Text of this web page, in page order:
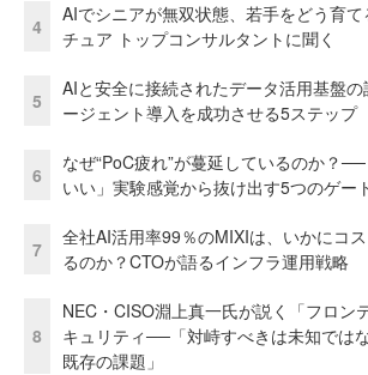
4
AIでシニアが無双状態、若手をどう育
チュア トップコンサルタントに聞く
5
AIと安全に接続されたデータ活用基盤
ージェント導入を成功させる5ステップ
6
なぜ“PoC疲れ”が蔓延しているのか？
いい」実験感覚から抜け出す5つのゲー
7
全社AI活用率99％のMIXIは、いかにコ
るのか？CTOが語るインフラ運用戦略
8
NEC・CISO淵上真一氏が説く「フロン
キュリティ──「対峙すべきは未知では
既存の課題」